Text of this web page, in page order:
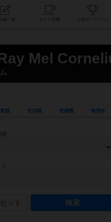
ィ
Mel
気順 注目順 投稿数 発売年
る所要時間を指定することができます。マ
直感的にゲームシステムを理解できるよ
を構成するコアシステムです。主にボード
ット